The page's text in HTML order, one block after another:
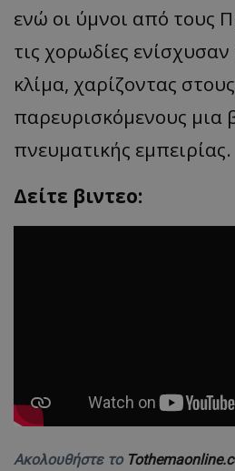
ενώ οι ύμνοι από τους
τις χορωδίες
κλίμα, χαρίζοντας στους
παρευρισκόμενους μια
πνευματικής εμπειρίας.
Δείτε βιντεο:
Ακολουθήστε το